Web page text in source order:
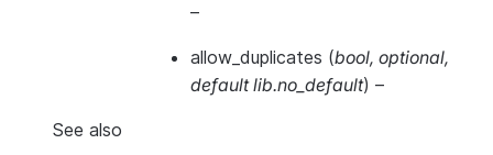
–
allow_duplicates (bool, optional,
default lib.no_default) –
See also